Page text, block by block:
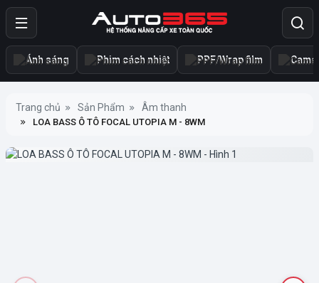
Ánh sáng Phim cách nhiệt PPF/Wrap film
Trang chủ Sản Phẩm Âm thanh
LOA BASS Ô TÔ FOCAL UTOPIA M - 8WM